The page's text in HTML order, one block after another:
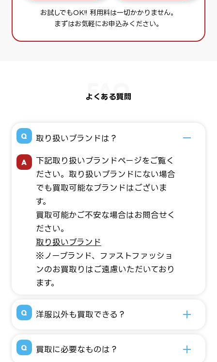
お試しでもOK!! 利用料は一切かかりません。
まずはお気軽にお申込みください。
よくある質問
取り扱いブランドは？
下記取り扱いブランドページをご覧く
ださい。取り扱いブランドにない場合
でも買取可能なブランドはございま
す。
買取可能かご不安な場合はお問合せく
ださい。
取り扱いブランド
※ノーブランド、ファストファッショ
ンのお買取りはご遠慮いただいており
ます。
洋服以外も買取できる？
買取に必要なものは？